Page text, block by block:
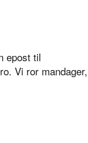
epost til
Vi ror mandager,